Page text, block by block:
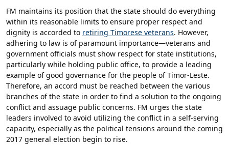
FM maintains its position that the state should do everything
within its reasonable limits to ensure proper respect and
dignity is accorded to retiring Timorese veterans. However,
adhering to law is of paramount importance—veterans and
government officials must show respect for state institutions,
particularly while holding public office, to provide a leading
example of good governance for the people of Timor-Leste.
Therefore, an accord must be reached between the various
branches of the state in order to find a solution to the ongoing
conflict and assuage public concerns. FM urges the state
leaders involved to avoid utilizing the conflict in a self-serving
capacity, especially as the political tensions around the coming
2017 general election begin to rise.